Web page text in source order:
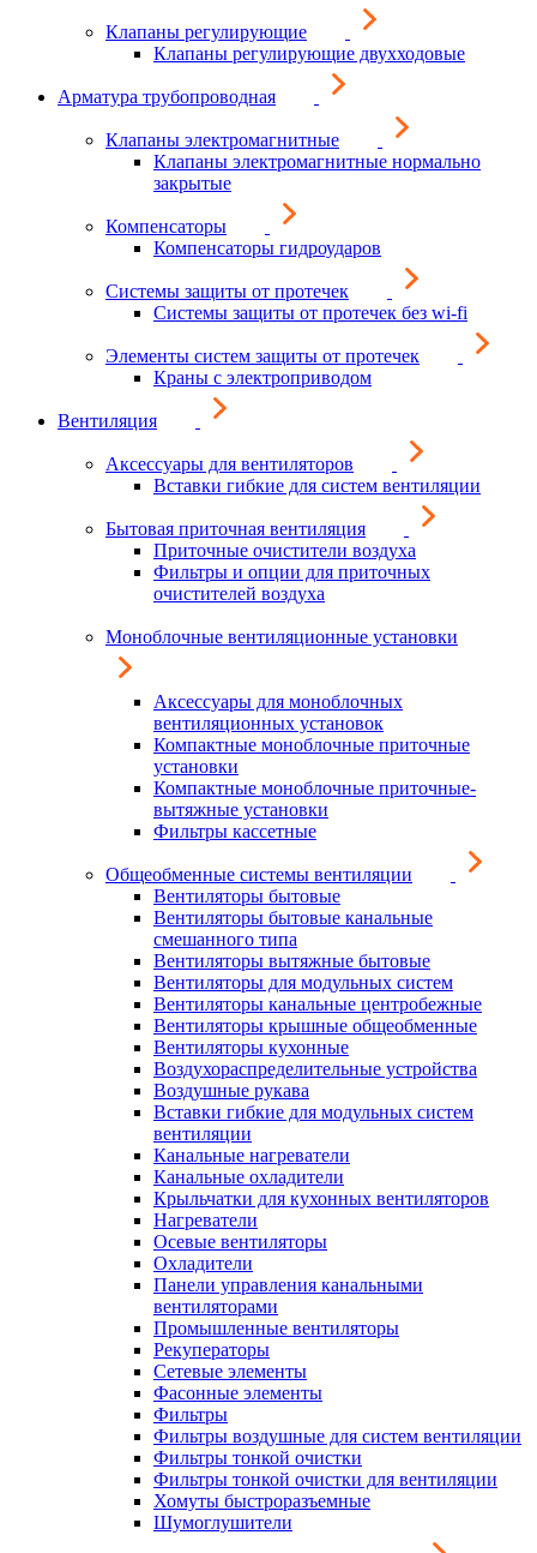
Клапаны регулирующие
Клапаны регулирующие двухходовые
Арматура трубопроводная
Клапаны электромагнитные
Клапаны электромагнитные нормально
закрытые
Компенсаторы
Компенсаторы гидроударов
Системы защиты от протечек
Системы защиты от протечек без wi-fi
Элементы систем защиты от протечек
Краны с электроприводом
Вентиляция
Аксессуары для вентиляторов
Вставки гибкие для систем вентиляции
Бытовая приточная вентиляция
Приточные очистители воздуха
Фильтры и опции для приточных
очистителей воздуха
Моноблочные вентиляционные установки
Аксессуары для моноблочных
вентиляционных установок
Компактные моноблочные приточные
установки
Компактные моноблочные приточные-
вытяжные установки
Фильтры кассетные
Общеобменные системы вентиляции
Вентиляторы бытовые
Вентиляторы бытовые канальные
смешанного типа
Вентиляторы вытяжные бытовые
Вентиляторы для модульных систем
Вентиляторы канальные центробежные
Вентиляторы крышные общеобменные
Вентиляторы кухонные
Воздухораспределительные устройства
Воздушные рукава
Вставки гибкие для модульных систем
вентиляции
Канальные нагреватели
Канальные охладители
Крыльчатки для кухонных вентиляторов
Нагреватели
Осевые вентиляторы
Охладители
Панели управления канальными
вентиляторами
Промышленные вентиляторы
Рекуператоры
Сетевые элементы
Фасонные элементы
Фильтры
Фильтры воздушные для систем вентиляции
Фильтры тонкой очистки
Фильтры тонкой очистки для вентиляции
Хомуты быстроразъемные
Шумоглушители